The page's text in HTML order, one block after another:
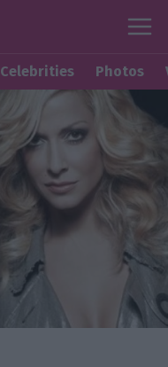
Celebrities Photos